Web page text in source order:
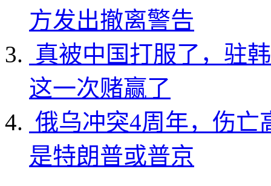
方发出撤离警告
真被中国打服了，驻
这一次赌赢了
俄乌冲突4周年，伤亡
是特朗普或普京